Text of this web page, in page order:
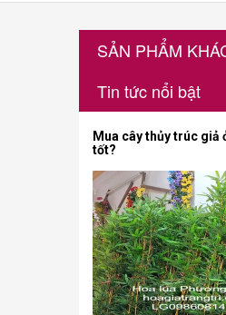
SẢN PHẨM
Tin tức nổi bật
Mua cây thủy trúc giả
tốt?